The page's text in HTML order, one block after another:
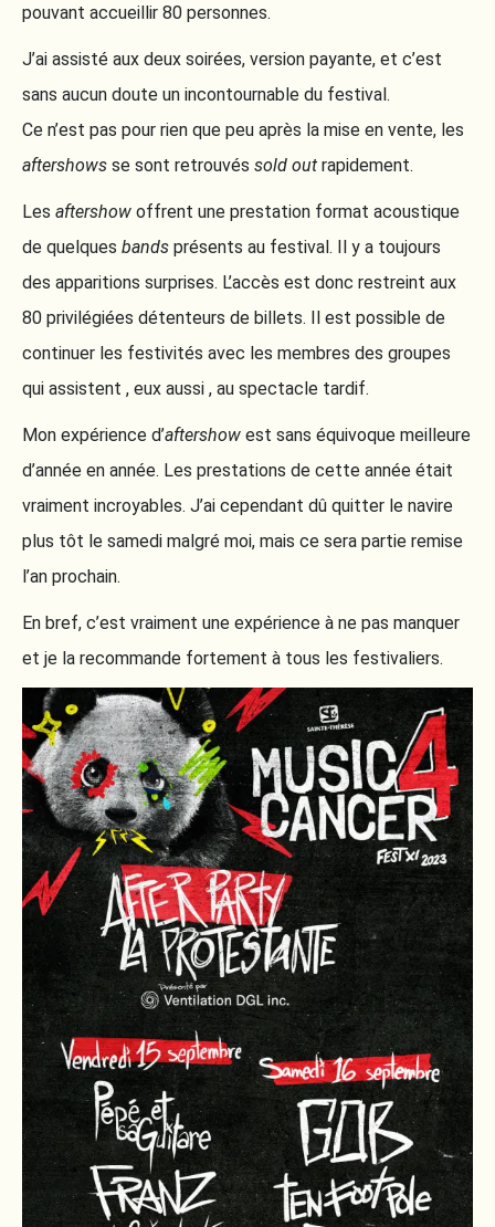
pouvant accueillir 80 personnes.
J’ai assisté aux deux soirées, version payante, et c’est
sans aucun doute un incontournable du festival.
Ce n’est pas pour rien que peu après la mise en vente, les
aftershows se sont retrouvés sold out rapidement.
Les aftershow offrent une prestation format acoustique
de quelques bands présents au festival. Il y a toujours
des apparitions surprises. L’accès est donc restreint aux
80 privilégiées détenteurs de billets. Il est possible de
continuer les festivités avec les membres des groupes
qui assistent , eux aussi , au spectacle tardif.
Mon expérience d’aftershow est sans équivoque meilleure
d’année en année. Les prestations de cette année était
vraiment incroyables. J’ai cependant dû quitter le navire
plus tôt le samedi malgré moi, mais ce sera partie remise
l’an prochain.
En bref, c’est vraiment une expérience à ne pas manquer
et je la recommande fortement à tous les festivaliers.